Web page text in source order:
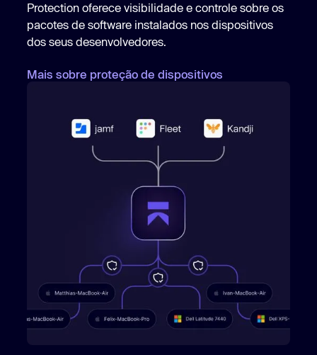
Protection oferece visibilidade e controle sobre os
pacotes de software instalados nos dispositivos
dos seus desenvolvedores.
Mais sobre proteção de dispositivos